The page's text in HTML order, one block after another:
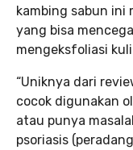
kambing sabun
yang bisa
mengeksfoliasi
“Uniknya dari
cocok digunakan
atau punya
psoriasis